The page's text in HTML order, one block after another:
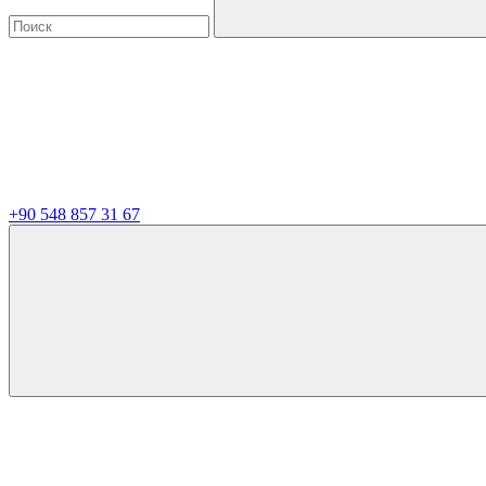
+90 548 857 31 67